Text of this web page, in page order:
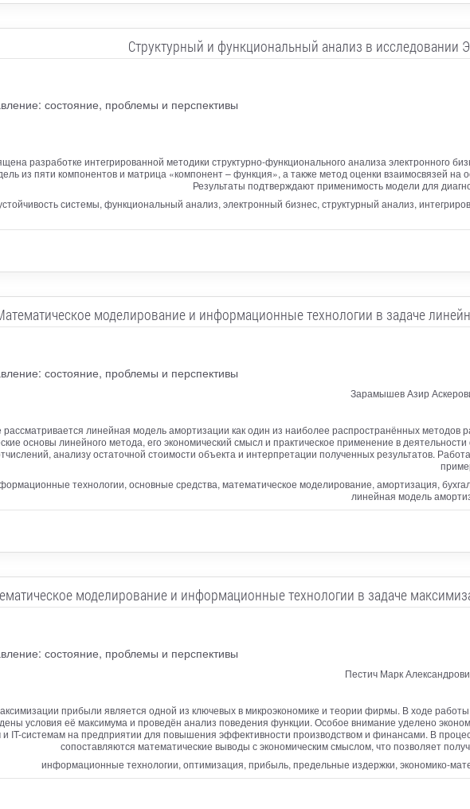
Структурный и функциональный анализ в исследовании
состояние, проблемы и перспективы
разработке интегрированной методики структурно-функционального анализа электронного
из пяти компонентов и матрица «компонент – функция», а также метод оценки взаимосвязей на
Результаты подтверждают применимость модели для
системы, функциональный анализ, электронный бизнес, структурный анализ,
моделирование и информационные технологии в задаче
состояние, проблемы и перспективы
Зарамышев Азир
рассматривается линейная модель амортизации как один из наиболее распространённых методов
основы линейного метода, его экономический смысл и практическое применение в
анализу остаточной стоимости объекта и интерпретации полученных результатов.
технологии, основные средства, математическое моделирование, амортизация,
линейная модель
моделирование и информационные технологии в задаче
состояние, проблемы и перспективы
Пестич Марк
прибыли является одной из ключевых в микроэкономике и теории фирмы. В ходе
условия её максимума и проведён анализ поведения функции. Особое внимание уделено
и IT-системам на предприятии для повышения эффективности производством и финансами. В
сопоставляются математические выводы с экономическим смыслом, что позволяет
информационные технологии, оптимизация, прибыль, предельные издержки, экономико-